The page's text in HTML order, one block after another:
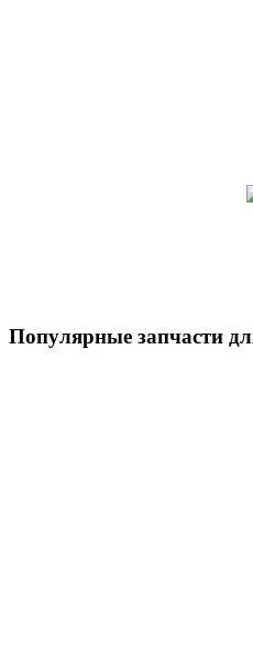
Популярные запчасти